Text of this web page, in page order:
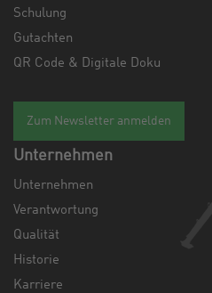
Schulung
Gutachten
QR Code & Digitale Doku
Zum Newsletter anmelden
Unternehmen
Unternehmen
Verantwortung
Qualität
Historie
Karriere